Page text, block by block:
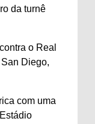
da turnê
o Real
Diego,
com uma